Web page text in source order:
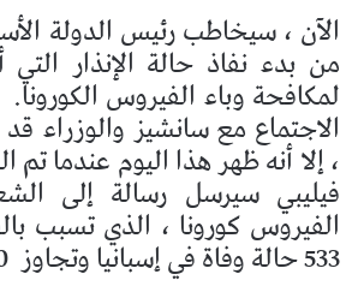
الآن ، سيخاطب رئيس الدولة
من بدء نفاذ حالة الإنذار
لمكافحة وباء الفيروس الكورونا.
الاجتماع مع سانشيز والوزراء
، إلا أنه ظهر هذا اليوم عندما
فيليبي سيرسل رسالة إلى
الفيروس كورونا ، الذي تسبب
533 حالة وفاة في إسبانيا وتجاوز